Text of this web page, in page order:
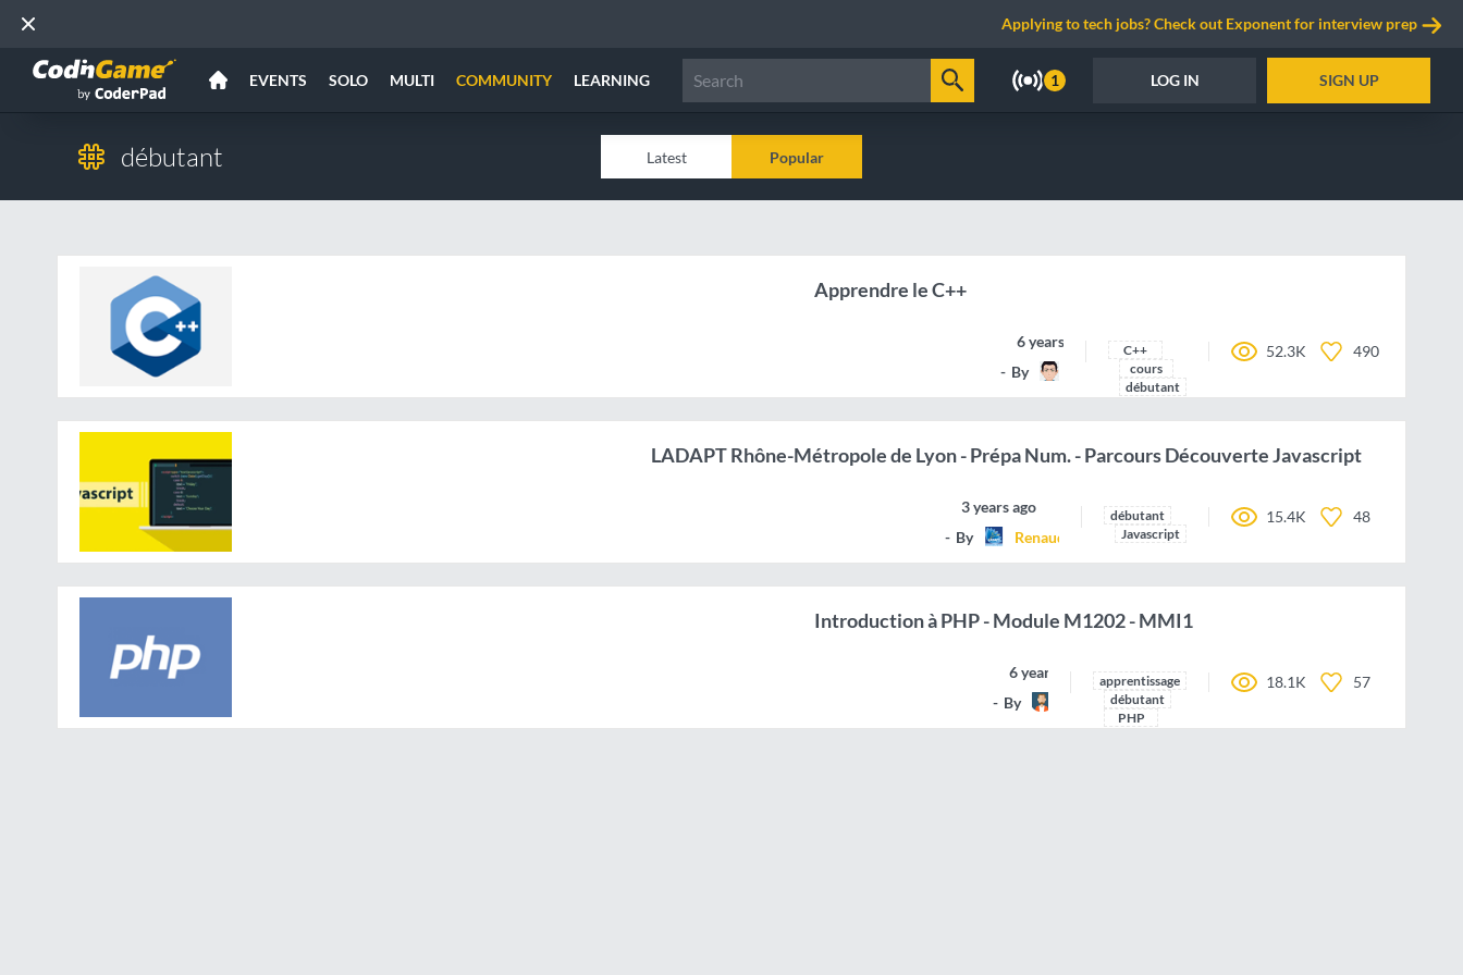
Applying to tech jobs? Check out Exponent for interview prep
EVENTS SOLO MULTI COMMUNITY LEARNING 1 LOG IN SIGN UP
débutant Latest Popular
Apprendre le C++
6 years ago
By
C++
cours
débutant
52.3K 490
LADAPT Rhône-Métropole de Lyon - Prépa Num. - Parcours Découverte Javascript
3 years ago
By
RenaudC-LADAPT
débutant
Javascript
15.4K 48
Introduction à PHP - Module M1202 - MMI1
6 years ago
By
apprentissage
débutant
PHP
18.1K 57